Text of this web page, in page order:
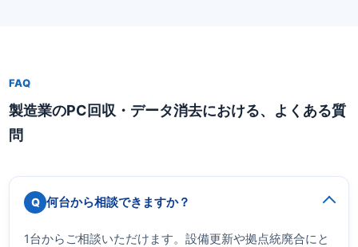
FAQ
製造業のPC回収・データ消去における、よくある質
問
何台から相談できますか？
1台からご相談いただけます。設備更新や拠点統廃合にと